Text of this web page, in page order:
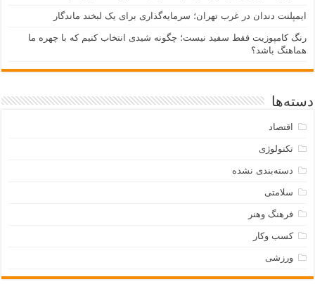
ایمپلنت دندان در غرب تهران؛ سرمایه‌گذاری برای یک لبخند ماندگار
رنگ کامپوزیت فقط سفید نیست؛ چگونه شیدی انتخاب کنیم که با چهره ما
هماهنگ باشد؟
دسته‌ها
اقتصاد
تکنولوژی
دسته‌بندی نشده
سلامتی
فرهنگ وهنر
کسب وکار
ورزشی